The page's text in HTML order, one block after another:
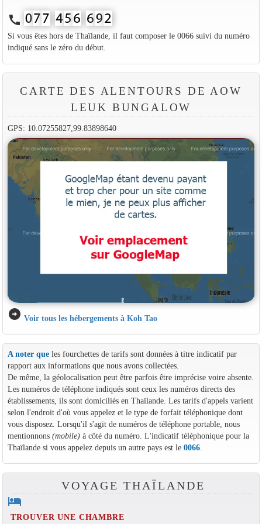
call
Si vous êtes hors de Thaïlande, il faut composer le 0066 suivi du numéro
indiqué sans le zéro du début.
CARTE DES ALENTOURS DE AOW
LEUK BUNGALOW
GPS: 10.07255827,99.83898640
arrow_circle_right Voir tous les hébergements à Koh Tao
A noter queles fourchettes de tarifs sont données à titre indicatif par
rapport aux informations que nous avons collectées.
De même, la géolocalisation peut être parfois être imprécise voire absente.
Les numéros de téléphone indiqués sont ceux les numéros directs des
établissements, ils sont domiciliés en Thaïlande. Les tarifs d'appels varient
selon l'endroit d'où vous appelez et le type de forfait téléphonique dont
vous disposez. Lorsqu'il s'agit de numéros de téléphone portable, nous
mentionnons (mobile)à côté du numéro. L'indicatif téléphonique pour la
Thaïlande si vous appelez depuis un autre pays est le 0066.
VOYAGE THAÏLANDE
hotel
TROUVER UNE CHAMBRE